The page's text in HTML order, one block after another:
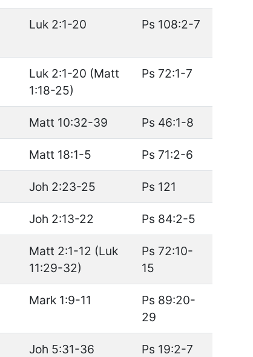
Luk 2:1-20 Ps 108:2-7
Luk 2:1-20 (Matt
1:18-25)
Ps 72:1-7
Matt 10:32-39 Ps 46:1-8
Matt 18:1-5 Ps 71:2-6
Joh 2:23-25 Ps 121
Joh 2:13-22 Ps 84:2-5
Matt 2:1-12 (Luk
11:29-32)
Ps 72:10-
15
Mark 1:9-11
Ps 89:20-
29
Joh 5:31-36 Ps 19:2-7